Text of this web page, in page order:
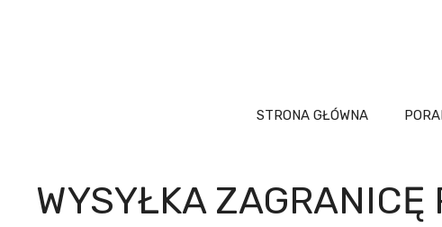
STRONA GŁÓWNA
WYSYŁKA ZAGRANICĘ